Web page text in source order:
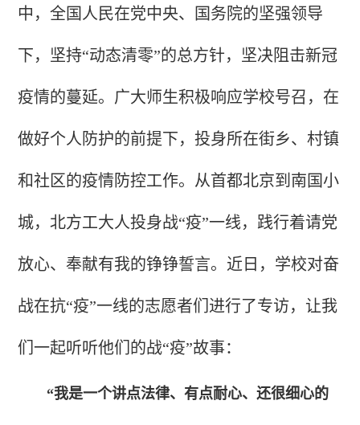
中，全国人民在党中央、国务院的坚强领导
下，坚持“动态清零”的总方针，坚决阻击新冠
疫情的蔓延。广大师生积极响应学校号召，在
做好个人防护的前提下，投身所在街乡、村镇
和社区的疫情防控工作。从首都北京到南国小
城，北方工大人投身战“疫”一线，践行着请党
放心、奉献有我的铮铮誓言。近日，学校对奋
战在抗“疫”一线的志愿者们进行了专访，让我
们一起听听他们的战“疫”故事：
“我是一个讲点法律、有点耐心、还很细心的